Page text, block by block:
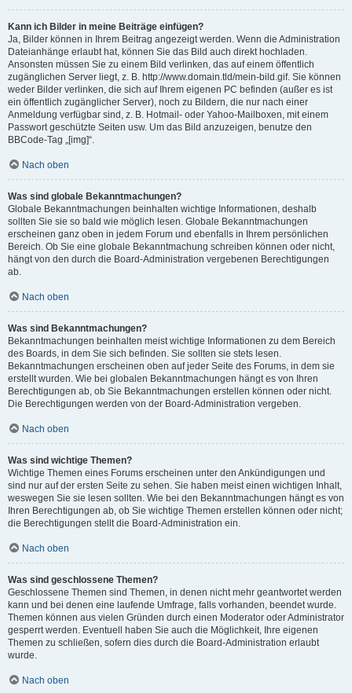
Kann ich Bilder in meine Beiträge einfügen?
Ja, Bilder können in Ihrem Beitrag angezeigt werden. Wenn die Administration
Dateianhänge erlaubt hat, können Sie das Bild auch direkt hochladen.
Ansonsten müssen Sie zu einem Bild verlinken, das auf einem öffentlich
zugänglichen Server liegt, z. B. http://www.domain.tld/mein-bild.gif. Sie können
weder Bilder verlinken, die sich auf Ihrem eigenen PC befinden (außer es ist
ein öffentlich zugänglicher Server), noch zu Bildern, die nur nach einer
Anmeldung verfügbar sind, z. B. Hotmail- oder Yahoo-Mailboxen, mit einem
Passwort geschützte Seiten usw. Um das Bild anzuzeigen, benutze den
BBCode-Tag „[img]“.
Nach oben
Was sind globale Bekanntmachungen?
Globale Bekanntmachungen beinhalten wichtige Informationen, deshalb
sollten Sie sie so bald wie möglich lesen. Globale Bekanntmachungen
erscheinen ganz oben in jedem Forum und ebenfalls in Ihrem persönlichen
Bereich. Ob Sie eine globale Bekanntmachung schreiben können oder nicht,
hängt von den durch die Board-Administration vergebenen Berechtigungen
ab.
Nach oben
Was sind Bekanntmachungen?
Bekanntmachungen beinhalten meist wichtige Informationen zu dem Bereich
des Boards, in dem Sie sich befinden. Sie sollten sie stets lesen.
Bekanntmachungen erscheinen oben auf jeder Seite des Forums, in dem sie
erstellt wurden. Wie bei globalen Bekanntmachungen hängt es von Ihren
Berechtigungen ab, ob Sie Bekanntmachungen erstellen können oder nicht.
Die Berechtigungen werden von der Board-Administration vergeben.
Nach oben
Was sind wichtige Themen?
Wichtige Themen eines Forums erscheinen unter den Ankündigungen und
sind nur auf der ersten Seite zu sehen. Sie haben meist einen wichtigen Inhalt,
weswegen Sie sie lesen sollten. Wie bei den Bekanntmachungen hängt es von
Ihren Berechtigungen ab, ob Sie wichtige Themen erstellen können oder nicht;
die Berechtigungen stellt die Board-Administration ein.
Nach oben
Was sind geschlossene Themen?
Geschlossene Themen sind Themen, in denen nicht mehr geantwortet werden
kann und bei denen eine laufende Umfrage, falls vorhanden, beendet wurde.
Themen können aus vielen Gründen durch einen Moderator oder Administrator
gesperrt werden. Eventuell haben Sie auch die Möglichkeit, Ihre eigenen
Themen zu schließen, sofern dies durch die Board-Administration erlaubt
wurde.
Nach oben